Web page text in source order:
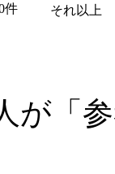
件
それ以上
が「